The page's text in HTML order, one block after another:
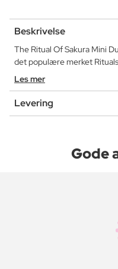
Beskrivelse
The Ritual Of Sakura Mini
det populære merket
Les mer
Levering
Gode